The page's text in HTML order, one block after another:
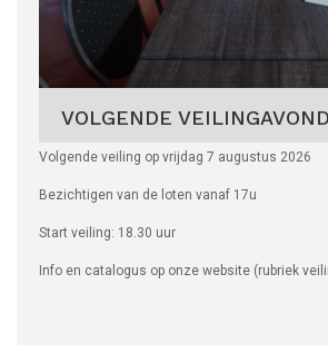
VOLGENDE VEILINGAVOND
Volgende veiling op vrijdag 7 augustus 2026
Bezichtigen van de loten vanaf 17u
Start veiling: 18.30 uur
Info en catalogus op onze website (rubriek